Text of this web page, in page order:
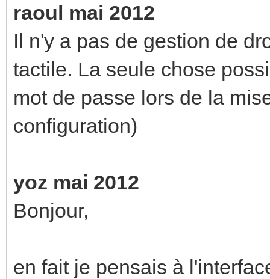
raoul mai 2012
Il n'y a pas de gestion de
tactile. La seule chose
mot de passe lors de la
configuration)
yoz mai 2012
Bonjour,
en fait je pensais à